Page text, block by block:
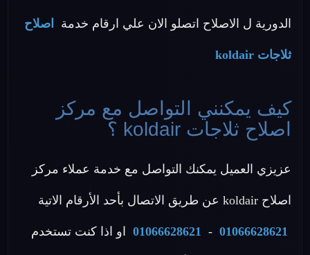
الدورية ل الاصلاح اتصلو الان علي ارقام خدمة اصلاح
ثلاجات koldair
كيف يمكنني التواصل مع مركز
اصلاح ثلاجات koldair ؟
عزيزي العميل يمكنك التواصل مع خدمة عملاء مركز
اصلاح koldair عن طريق الاتصال بأحد الأرقام الاتية
01066628621
-
01066628621 او اذا كنت تستخدم